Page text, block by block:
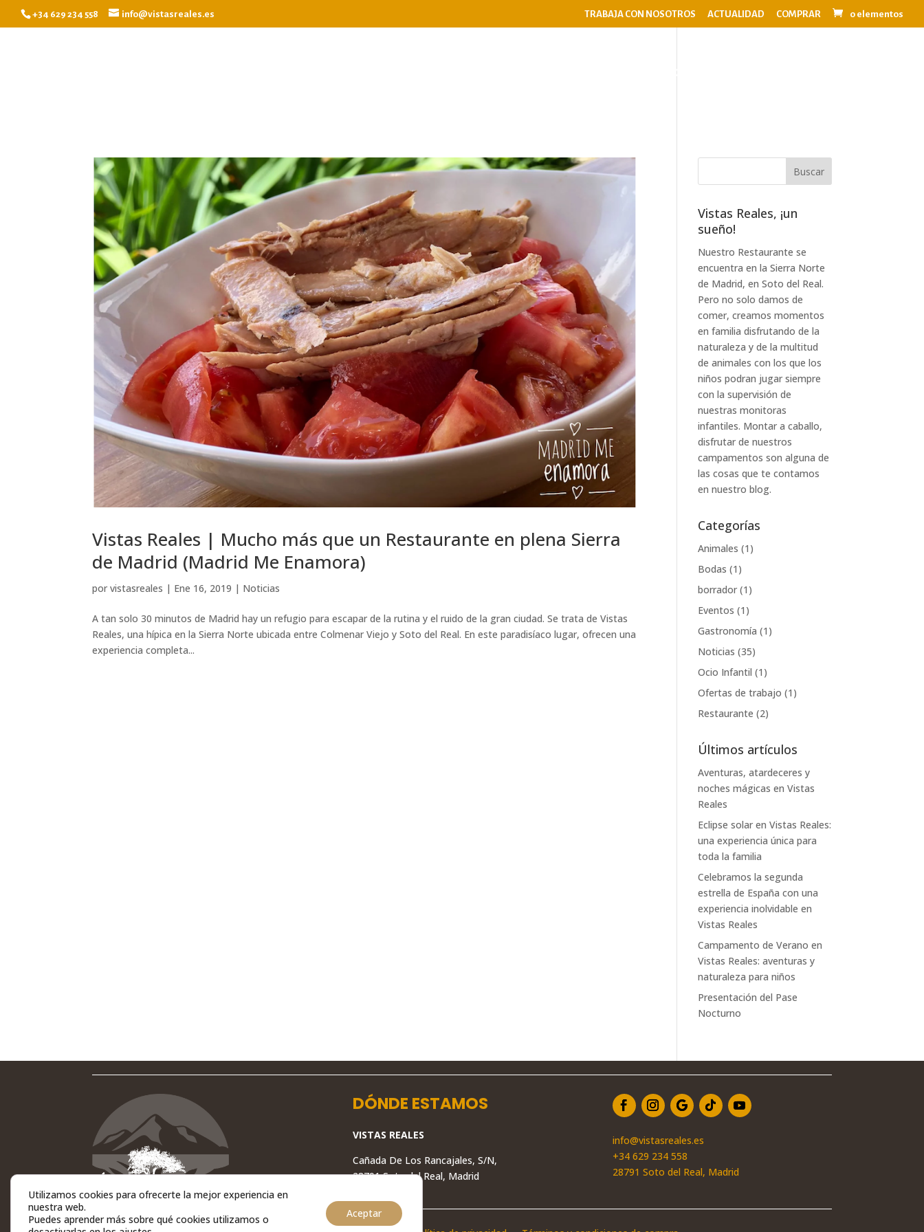
+34 629 234 558 info@vistasreales.es TRABAJA CON NOSOTROS ACTUALIDAD COMPRAR 0 elementos
EVENTOS
Vistas Reales | Mucho más que un Restaurante en plena Sierra
de Madrid (Madrid Me Enamora)
porvistasreales | Ene 16, 2019 | Noticias
A tan solo 30 minutos de Madrid hay un refugio para escapar de la rutina y el ruido de la gran ciudad. Se trata de Vistas
Reales, una hípica en la Sierra Norte ubicada entre Colmenar Viejo y Soto del Real. En este paradisíaco lugar, ofrecen una
experiencia completa...
Vistas Reales, ¡un
sueño!
Nuestro Restaurante se
encuentra en la Sierra Norte
de Madrid, en Soto del Real.
Pero no solo damos de
comer, creamos momentos
en familia disfrutando de la
naturaleza y de la multitud
de animales con los que los
niños podran jugar siempre
con la supervisión de
nuestras monitoras
infantiles. Montar a caballo,
disfrutar de nuestros
campamentos son alguna de
las cosas que te contamos
en nuestro blog.
Categorías
Animales (1)
Bodas (1)
borrador (1)
Eventos (1)
Gastronomía (1)
Noticias (35)
Ocio Infantil (1)
Ofertas de trabajo (1)
Restaurante (2)
Últimos artículos
Aventuras, atardeceres y
noches mágicas en Vistas
Reales
Eclipse solar en Vistas Reales:
una experiencia única para
toda la familia
Celebramos la segunda
estrella de España con una
experiencia inolvidable en
Vistas Reales
Campamento de Verano en
Vistas Reales: aventuras y
naturaleza para niños
Presentación del Pase
Nocturno
DÓNDE ESTAMOS
VISTAS REALES
Cañada De Los Rancajales, S/N,
28791 Soto del Real, Madrid
info@vistasreales.es
+34 629 234 558
28791 Soto del Real, Madrid
Utilizamos cookies para ofrecerte la mejor experiencia en
nuestra web.
Puedes aprender más sobre qué cookies utilizamos o
Aceptar